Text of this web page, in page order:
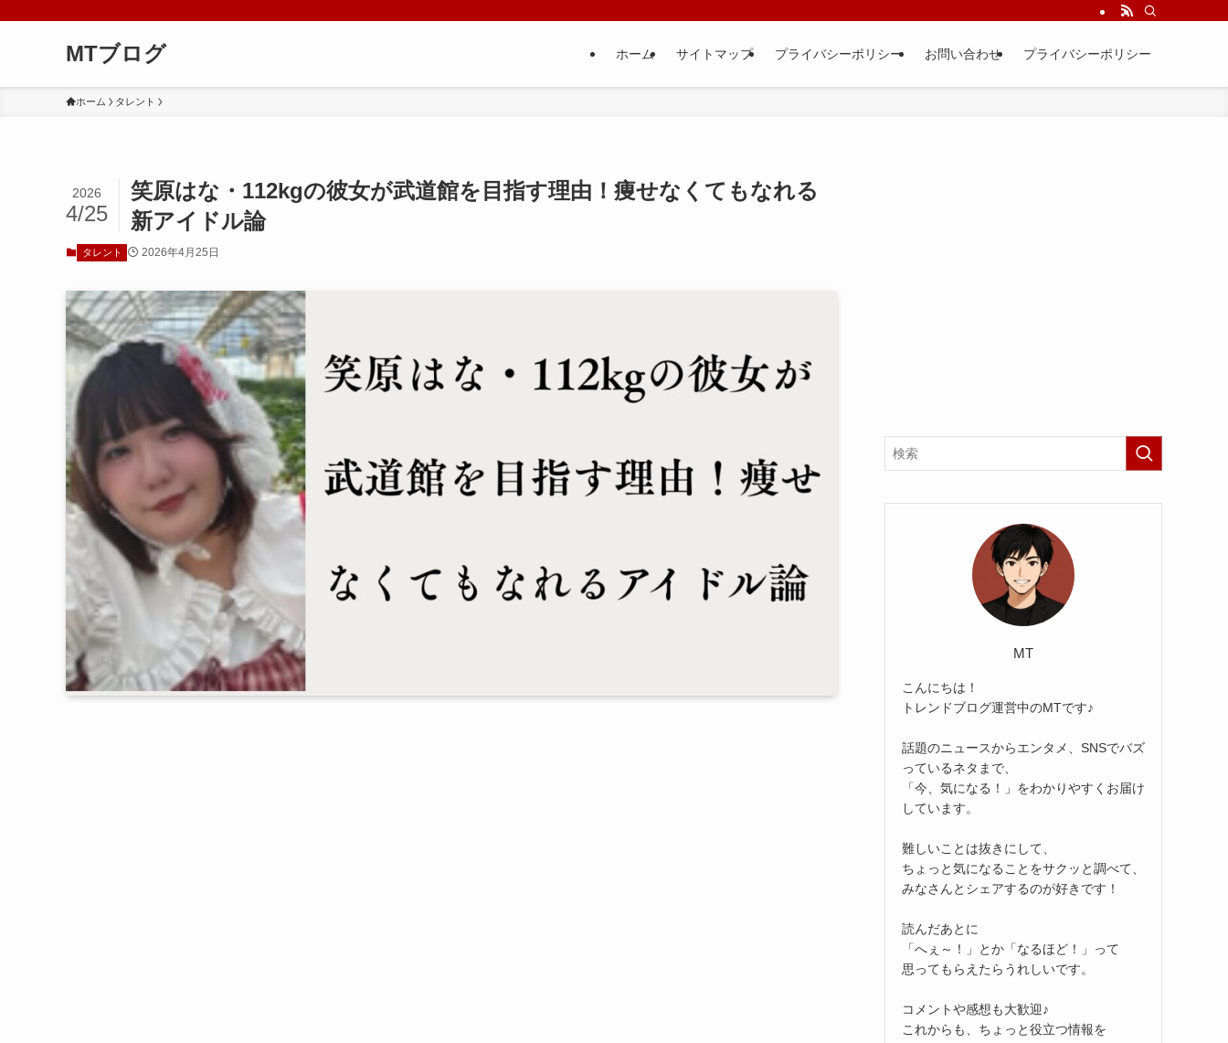
MTブログ ホーム サイトマップ プライバシーポリシー お問い合わせ プライバシーポリシー
ホーム タレント
笑原はな・112kgの彼女が武道館を目指す理由！痩せなくてもなれる
新アイドル論
2026
4/25
タレント 2026年4月25日
MT
こんにちは！
トレンドブログ運営中のMTです♪
話題のニュースからエンタメ、SNSでバズ
っているネタまで、
「今、気になる！」をわかりやすくお届け
しています。
難しいことは抜きにして、
ちょっと気になることをサクッと調べて、
みなさんとシェアするのが好きです！
読んだあとに
「へぇ～！」とか「なるほど！」って
思ってもらえたらうれしいです。
コメントや感想も大歓迎♪
これからも、ちょっと役立つ情報を